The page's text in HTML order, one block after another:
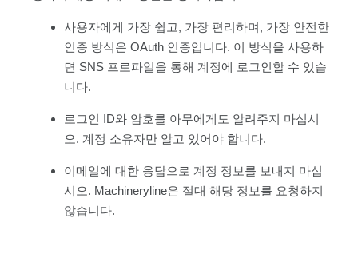
사용자에게 가장 쉽고, 가장 편리하며, 가장 안전한
인증 방식은 OAuth 인증입니다. 이 방식을 사용하
면 SNS 프로파일을 통해 계정에 로그인할 수 있습
니다.
로그인 ID와 암호를 아무에게도 알려주지 마십시
오. 계정 소유자만 알고 있어야 합니다.
이메일에 대한 응답으로 계정 정보를 보내지 마십
시오. Machineryline은 절대 해당 정보를 요청하지
않습니다.